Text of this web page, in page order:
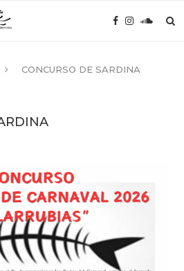
CONCURSO DE SARDINA